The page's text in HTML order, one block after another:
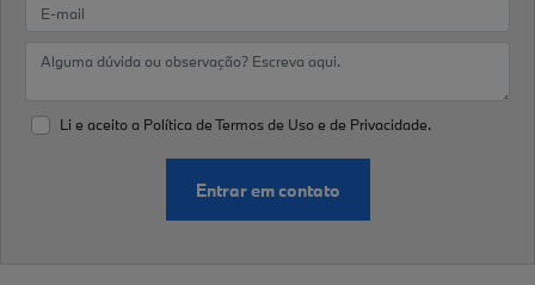
Li e aceito a Política de Termos de Uso e de Privacidade.
Entrar em contato